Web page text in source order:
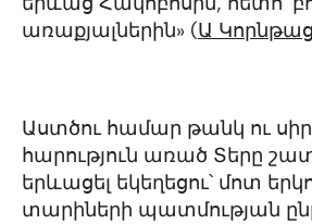
առաքյալներին» (Ա
Աստծու համար թանկ ու
հարություն առած Տերը
երևացել եկեղեցու՝ մոտ
տարիների պատմության